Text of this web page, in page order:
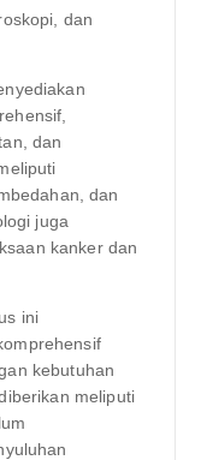
dan
dan
dan
juga
kanker dan
ini
kebutuhan
meliputi